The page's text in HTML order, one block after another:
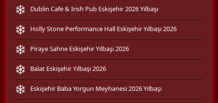
Dublin Cafe & Irish Pub Eskişehir 2026 Yılbaşı
Holly Stone Performance Hall Eskişehir Yılbaşı 2026
Piraye Sahne Eskişehir Yılbaşı 2026
Balat Eskişehir Yılbaşı 2026
Eskişehir Baba Yorgun Meyhanesi 2026 Yılbaşı